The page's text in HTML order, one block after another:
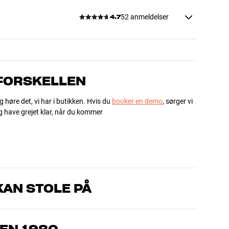
4.752 anmeldelser
høre det, vi har i butikken. Hvis du booker en demo, sørger vi
grejet klar, når du kommer
STOLE PÅ
kender produkterne og brænder for den gode lyd til både